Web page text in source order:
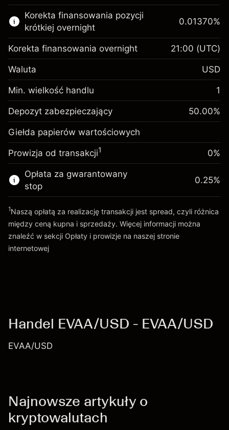
Więcej informacji:
Kontrakty CFD
Depozyt
zabezpieczający. Twoja
inwestycja
Opłata overnight za
utrzymanie pozycji
Opłaty od pełnej wartości
pozycji
%
(-$1.23)
Rozmiar transakcji z dźwignią ~
Środki z dźwigni ~
Idź do platformy
Korekta finansowania pozycji
krótkiej overnight
Depozyt
zabezpieczający. Twoja
inwestycja
Opłata overnight za
utrzymanie pozycji
Opłaty od pełnej wartości
pozycji
0.013699
%
($0.27)
Środki z dźwigni ~$1,000.00
Idź do platformy
0.01370%
Korekta finansowania overnight 21:00 (UTC)
Waluta USD
Min. wielkość handlu 1
Depozyt zabezpieczający 50.00%
Giełda papierów wartościowych
Prowizja od transakcji1 0%
Opłata za gwarantowany
stop
Opłaty i Prowizje
0.25%
1Naszą opłatą za realizację transakcji jest spread, czyli różnica
między ceną kupna i sprzedaży. Więcej informacji można
znaleźć w sekcji Opłaty i prowizje na naszej stronie
internetowej
Handel EVAA/USD - EVAA/USD
EVAA/USD
Najnowsze artykuły o
kryptowalutach